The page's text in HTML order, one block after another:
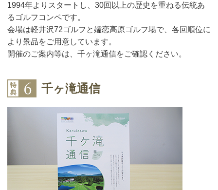
1994年よりスタートし、30回以上の歴史を重ねる伝統あ
るゴルフコンペです。
会場は軽井沢72ゴルフと嬬恋高原ゴルフ場で、各回順位に
より景品をご用意しています。
開催のご案内等は、千ヶ滝通信をご確認ください。
千ヶ滝通信